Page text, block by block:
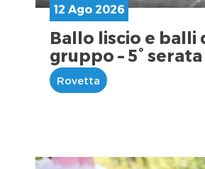
12 Ago 2026
Ballo liscio e balli
gruppo – 5° serata
Rovetta